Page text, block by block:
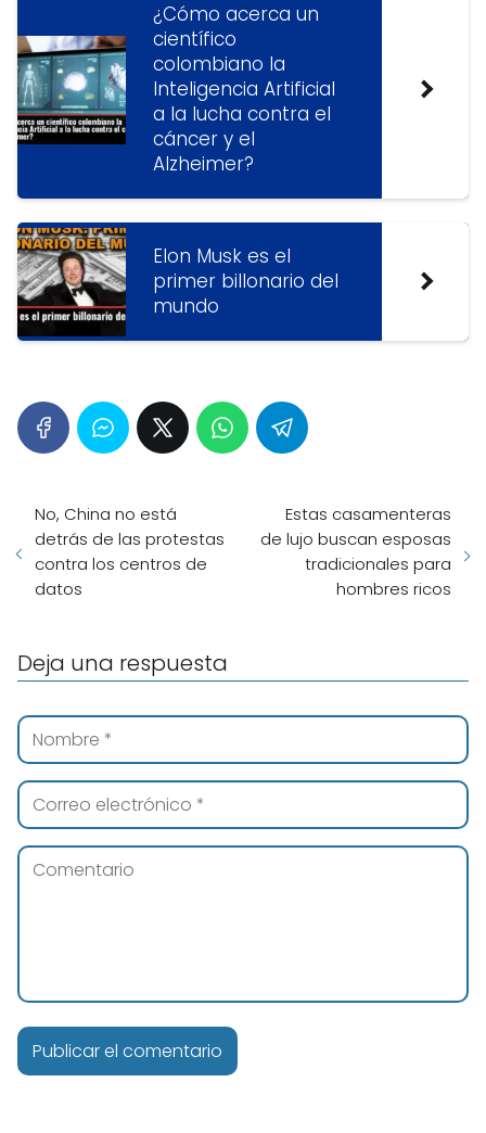
¿Cómo acerca un
científico
colombiano la
Inteligencia Artificial
a la lucha contra el
cáncer y el
Alzheimer?
Elon Musk es el
primer billonario del
mundo
No, China no está
detrás de las protestas
contra los centros de
datos
Estas casamenteras
de lujo buscan esposas
tradicionales para
hombres ricos
Deja una respuesta